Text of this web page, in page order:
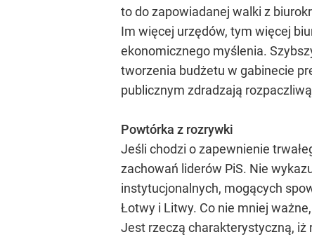
to do zapowiadanej walki z
Im więcej urzędów, tym więcej
ekonomicznego myślenia.
tworzenia budżetu w gabinecie
publicznym zdradzają
Powtórka z rozrywki
Jeśli chodzi o zapewnienie
zachowań liderów PiS. Nie
instytucjonalnych, mogących
Łotwy i Litwy. Co nie mniej
Jest rzeczą charakterystyczną, iż